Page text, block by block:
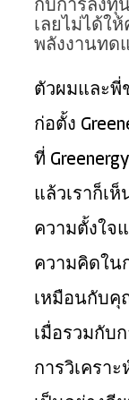
กับการลงทุ
เลยไม่ได้ใ
พลังงานทด
ตัวผมและพี่
ก่อตั้ง
ที่
แล้วเราก็เ
ความตั้งใจ
ความคิดใน
เหมือนกับ
เมื่อรวมกับ
การวิเครา